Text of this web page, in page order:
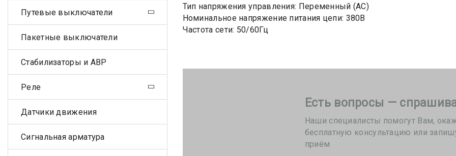
Тип напряжения управления: Переменный (AC)
Номинальное напряжение питания цепи: 380В
Частота сети: 50/60Гц
Есть вопросы —
Наши специалисты помогут Вам,
бесплатную консультацию или
приём
Путевые выключатели
Пакетные выключатели
Стабилизаторы и АВР
Реле
Датчики движения
Сигнальная арматура